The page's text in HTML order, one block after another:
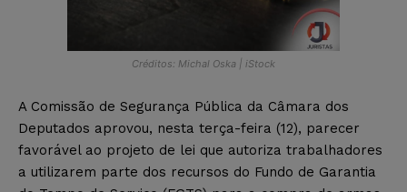
Créditos: Michal Oska | iStock
A Comissão de Segurança Pública da Câmara dos
Deputados aprovou, nesta terça-feira (12), parecer
favorável ao projeto de lei que autoriza trabalhadores
a utilizarem parte dos recursos do Fundo de Garantia